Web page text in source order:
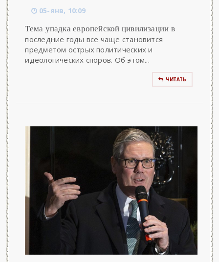
05-янв, 10:09
Тема упадка европейской цивилизации в
последние годы все чаще становится
предметом острых политических и
идеологических споров. Об этом...
ЧИТАТЬ